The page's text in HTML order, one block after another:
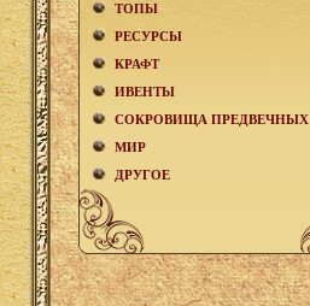
ТОПЫ
РЕСУРСЫ
КРАФТ
ИВЕНТЫ
СОКРОВИЩА ПРЕДВЕЧНЫХ
МИР
ДРУГОЕ